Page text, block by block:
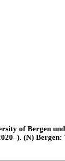
of Bergen
(N) Bergen: